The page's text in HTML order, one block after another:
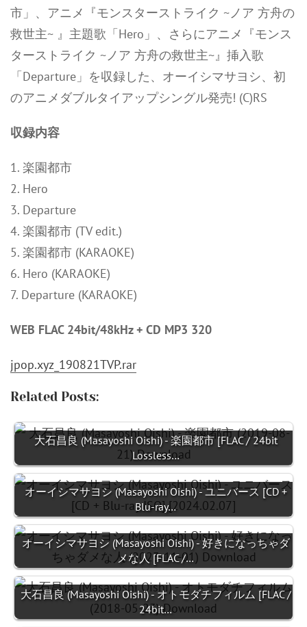
市」、アニメ『モンスターストライク ~ノア 方舟の
救世主~ 』主題歌「Hero」、さらにアニメ『モンス
ターストライク ~ノア 方舟の救世主~』挿入歌
「Departure」を収録した、オーイシマサヨシ、初
のアニメダブルタイアップシングル発売! (C)RS
収録内容
1. 楽園都市
2. Hero
3. Departure
4. 楽園都市 (TV edit.)
5. 楽園都市 (KARAOKE)
6. Hero (KARAOKE)
7. Departure (KARAOKE)
WEB FLAC 24bit/48kHz + CD MP3 320
jpop.xyz_190821TVP.rar
Related Posts:
大石昌良 (Masayoshi Oishi) - 楽園都市 [FLAC / 24bit
Lossless…
オーイシマサヨシ (Masayoshi Oishi) - ユニバース [CD +
Blu-ray…
オーイシマサヨシ (Masayoshi Oishi) - 好きになっちゃダ
メな人 [FLAC /…
大石昌良 (Masayoshi Oishi) - オトモダチフィルム [FLAC /
24bit…